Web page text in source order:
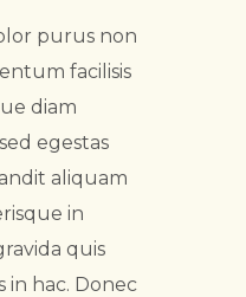
purus non
facilisis
diam
egestas
aliquam
in
quis
in hac. Donec